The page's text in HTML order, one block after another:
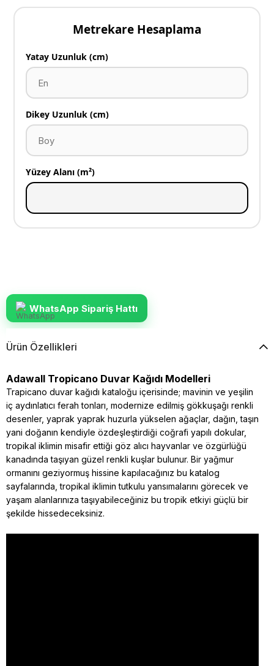
Metrekare Hesaplama
Yatay Uzunluk (cm)
Dikey Uzunluk (cm)
Yüzey Alanı (m²)
WhatsApp Sipariş Hattı
Ürün Özellikleri
Adawall Tropicano Duvar Kağıdı Modelleri
Trapicano duvar kağıdı kataloğu içerisinde; mavinin ve yeşilin
iç aydınlatıcı ferah tonları, modernize edilmiş gökkuşağı renkli
desenler, yaprak yaprak huzurla yükselen ağaçlar, dağın, taşın
yani doğanın kendiyle özdeşleştirdiği coğrafi yapılı dokular,
tropikal iklimin misafir ettiği göz alıcı hayvanlar ve özgürlüğü
kanadında taşıyan güzel renkli kuşlar bulunur. Bir yağmur
ormanını geziyormuş hissine kapılacağınız bu katalog
sayfalarında, tropikal iklimin tutkulu yansımalarını görecek ve
yaşam alanlarınıza taşıyabileceğiniz bu tropik etkiyi güçlü bir
şekilde hissedeceksiniz.